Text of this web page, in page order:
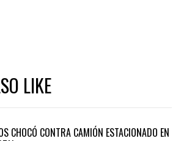
LIKE
CHOCÓ CONTRA CAMIÓN ESTACIONADO EN